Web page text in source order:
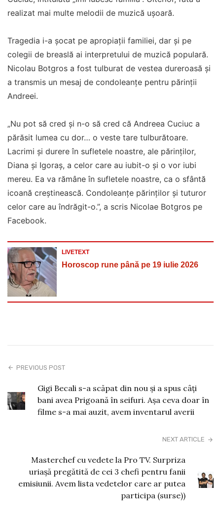
realizat mai multe melodii de muzică ușoară.
Tragedia i-a șocat pe apropiații familiei, dar și pe
colegii de breaslă ai interpretului de muzică populară.
Nicolau Botgros a fost tulburat de vestea dureroasă și
a transmis un mesaj de condoleanțe pentru părinții
Andreei.
„Nu pot să cred și n-o să cred că Andreea Cuciuc a
părăsit lumea cu dor… o veste tare tulburătoare.
Lacrimi și durere în sufletele noastre, ale părinților,
Diana și Igoraș, a celor care au iubit-o și o vor iubi
mereu. Ea va rămâne în sufletele noastre, ca o sfântă
icoană creștinească. Condoleanțe părinților și tuturor
celor care au îndrăgit-o.”, a scris Nicolae Botgros pe
Facebook.
LIVETEXT
Horoscop rune până pe 19 iulie 2026
PREVIOUS POST
Gigi Becali s-a scăpat din nou și a spus câți
bani avea Prigoană în seifuri. Așa ceva doar în
filme s-a mai auzit, avem inventarul averii
NEXT ARTICLE
Masterchef cu vedete la Pro TV. Surpriza
uriașă pregătită de cei 3 chefi pentru fanii
emisiunii. Avem lista vedetelor care ar putea
participa (surse))